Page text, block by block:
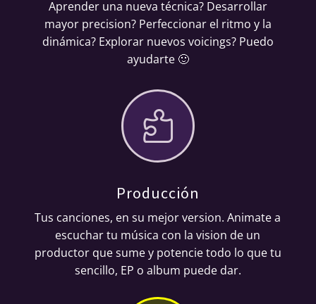
Aprender una nueva técnica? Desarrollar
mayor precision? Perfeccionar el ritmo y la
dinámica? Explorar nuevos voicings? Puedo
ayudarte 🙂

Producción
Tus canciones, en su mejor version. Animate a
escuchar tu música con la vision de un
productor que sume y potencie todo lo que tu
sencillo, EP o album puede dar.